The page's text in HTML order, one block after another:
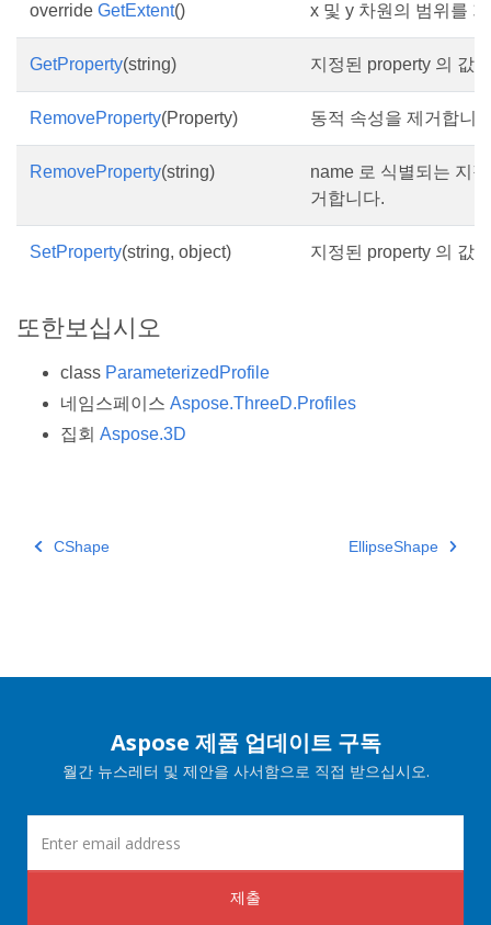
override GetExtent() x 및 y 차원의 범위를
GetProperty(string) 지정된 property 의 값
RemoveProperty(Property) 동적 속성을 제거합니
RemoveProperty(string)
name 로 식별되는 지
거합니다.
SetProperty(string, object) 지정된 property 의 값
또한보십시오
class ParameterizedProfile
네임스페이스 Aspose.ThreeD.Profiles
집회 Aspose.3D
CShape EllipseShape
Aspose 제품 업데이트 구독
월간 뉴스레터 및 제안을 사서함으로 직접 받으십시오.
제출